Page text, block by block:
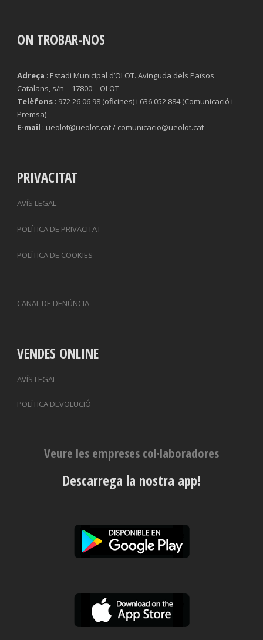
ON TROBAR-NOS
Adreça : Estadi Municipal d’OLOT. Avinguda dels Països
Catalans, s/n – 17800 – OLOT
Telèfons : 972 26 06 98 (oficines) i 636 052 884 (Comunicació i
Premsa)
E-mail : ueolot@ueolot.cat / comunicacio@ueolot.cat
PRIVACITAT
AVÍS LEGAL
POLÍTICA DE PRIVACITAT
POLÍTICA DE COOKIES
CANAL DE DENÚNCIA
VENDES ONLINE
AVÍS LEGAL
POLÍTICA DEVOLUCIÓ
Veure les empreses col·laboradores
Descarrega la nostra app!